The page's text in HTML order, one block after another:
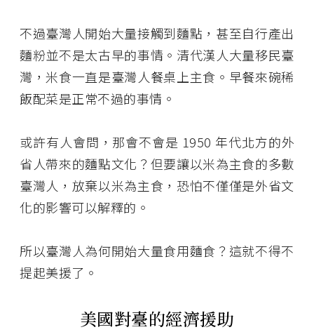
不過臺灣人開始大量接觸到麵點，甚至自行產出
麵粉並不是太古早的事情。清代漢人大量移民臺
灣，米食一直是臺灣人餐桌上主食。早餐來碗稀
飯配菜是正常不過的事情。
或許有人會問，那會不會是 1950 年代北方的外
省人帶來的麵點文化？但要讓以米為主食的多數
臺灣人，放棄以米為主食，恐怕不僅僅是外省文
化的影響可以解釋的。
所以臺灣人為何開始大量食用麵食？這就不得不
提起美援了。
美國對臺的經濟援助